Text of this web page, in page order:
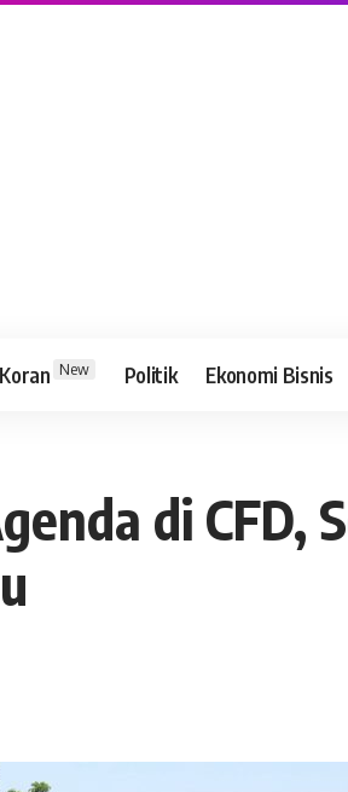
New Politik Ekonomi Bisnis
di CFD,